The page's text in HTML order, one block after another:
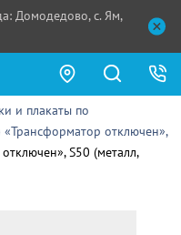
Домодедово, с. Ям,
и плакаты по
«Трансформатор отключен»,
S50 (металл,